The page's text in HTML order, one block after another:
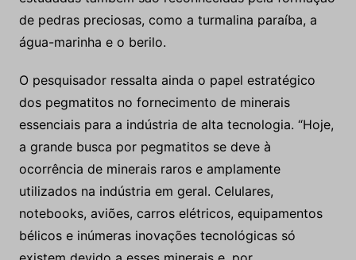
de pedras preciosas, como a turmalina paraíba, a
água-marinha e o berilo.
O pesquisador ressalta ainda o papel estratégico
dos pegmatitos no fornecimento de minerais
essenciais para a indústria de alta tecnologia. “Hoje,
a grande busca por pegmatitos se deve à
ocorrência de minerais raros e amplamente
utilizados na indústria em geral. Celulares,
notebooks, aviões, carros elétricos, equipamentos
bélicos e inúmeras inovações tecnológicas só